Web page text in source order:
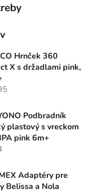
Hrnček 360
X s držadlami pink,
Podbradník
plastový s vreckom
pink 6m+
Adaptéry pre
Belissa a Nola